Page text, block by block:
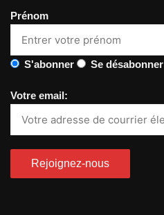
Prénom
S'abonner Se désabonner
Votre email: